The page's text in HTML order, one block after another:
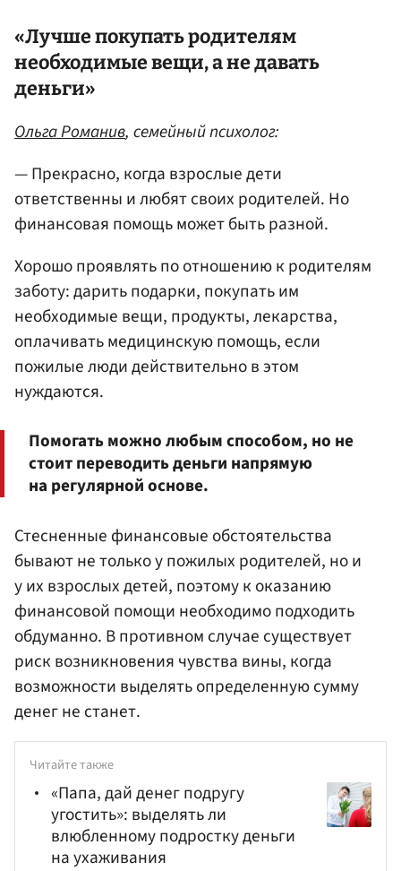
«Лучше покупать родителям
необходимые вещи, а не давать
деньги»
Ольга Романив, семейный психолог:
— Прекрасно, когда взрослые дети
ответственны и любят своих родителей. Но
финансовая помощь может быть разной.
Хорошо проявлять по отношению к родителям
заботу: дарить подарки, покупать им
необходимые вещи, продукты, лекарства,
оплачивать медицинскую помощь, если
пожилые люди действительно в этом
нуждаются.
Помогать можно любым способом, но не
стоит переводить деньги напрямую
на регулярной основе.
Стесненные финансовые обстоятельства
бывают не только у пожилых родителей, но и
у их взрослых детей, поэтому к оказанию
финансовой помощи необходимо подходить
обдуманно. В противном случае существует
риск возникновения чувства вины, когда
возможности выделять определенную сумму
денег не станет.
Читайте также
«Папа, дай денег подругу
угостить»: выделять ли
влюбленному подростку деньги
на ухаживания